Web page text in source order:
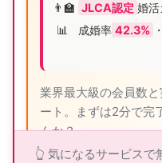
👨‍🏫 JLCA認定 婚
📊
成婚率 42.3%
業界最大級の会員数
ート。まずは2分で完
んか？
👆 気になるサービスで